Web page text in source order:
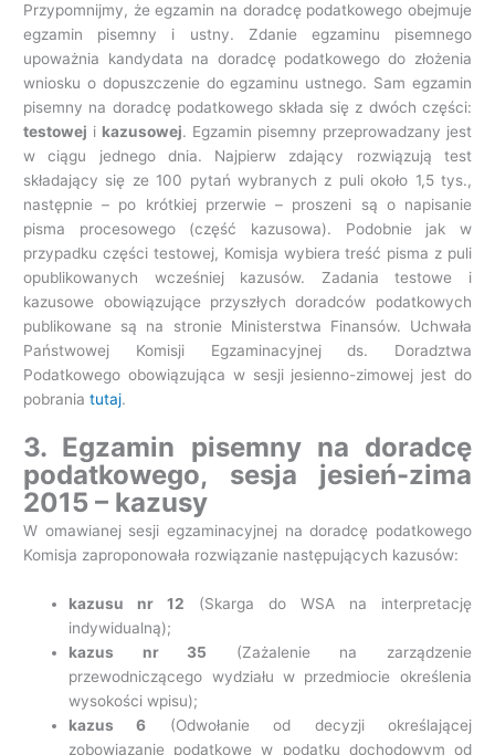
Przypomnijmy, że egzamin na doradcę podatkowego obejmuje
egzamin pisemny i ustny. Zdanie egzaminu pisemnego
upoważnia kandydata na doradcę podatkowego do złożenia
wniosku o dopuszczenie do egzaminu ustnego. Sam egzamin
pisemny na doradcę podatkowego składa się z dwóch części:
testowej i kazusowej. Egzamin pisemny przeprowadzany jest
w ciągu jednego dnia. Najpierw zdający rozwiązują test
składający się ze 100 pytań wybranych z puli około 1,5 tys.,
następnie – po krótkiej przerwie – proszeni są o napisanie
pisma procesowego (część kazusowa). Podobnie jak w
przypadku części testowej, Komisja wybiera treść pisma z puli
opublikowanych wcześniej kazusów. Zadania testowe i
kazusowe obowiązujące przyszłych doradców podatkowych
publikowane są na stronie Ministerstwa Finansów. Uchwała
Państwowej Komisji Egzaminacyjnej ds. Doradztwa
Podatkowego obowiązująca w sesji jesienno-zimowej jest do
pobraniatutaj.
3. Egzamin pisemny na doradcę
podatkowego, sesja jesień-zima
2015 – kazusy
W omawianej sesji egzaminacyjnej na doradcę podatkowego
Komisja zaproponowała rozwiązanie następujących kazusów:
kazusu nr 12 (Skarga do WSA na interpretację
indywidualną);
kazus nr 35 (Zażalenie na zarządzenie
przewodniczącego wydziału w przedmiocie określenia
wysokości wpisu);
kazus 6 (Odwołanie od decyzji określającej
zobowiązanie podatkowe w podatku dochodowym od